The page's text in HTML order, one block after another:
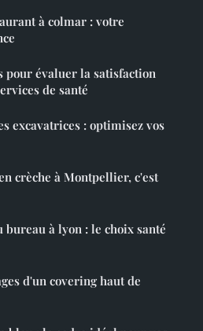
à colmar : votre
pour évaluer la satisfaction
de santé
excavatrices : optimisez vos
crèche à Montpellier, c'est
à lyon : le choix santé
d'un covering haut de